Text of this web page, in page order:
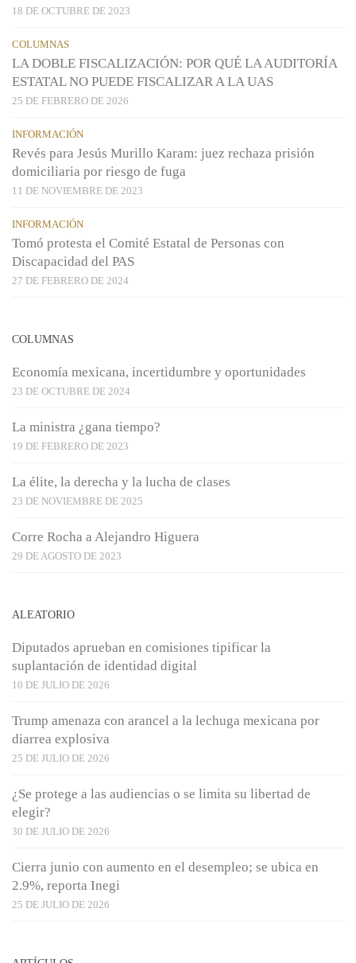
18 DE OCTUBRE DE 2023
COLUMNAS
LA DOBLE FISCALIZACIÓN: POR QUÉ LA AUDITORÍA
ESTATAL NO PUEDE FISCALIZAR A LA UAS
25 DE FEBRERO DE 2026
INFORMACIÓN
Revés para Jesús Murillo Karam: juez rechaza prisión
domiciliaria por riesgo de fuga
11 DE NOVIEMBRE DE 2023
INFORMACIÓN
Tomó protesta el Comité Estatal de Personas con
Discapacidad del PAS
27 DE FEBRERO DE 2024
COLUMNAS
Economía mexicana, incertidumbre y oportunidades
23 DE OCTUBRE DE 2024
La ministra ¿gana tiempo?
19 DE FEBRERO DE 2023
La élite, la derecha y la lucha de clases
23 DE NOVIEMBRE DE 2025
Corre Rocha a Alejandro Higuera
29 DE AGOSTO DE 2023
ALEATORIO
Diputados aprueban en comisiones tipificar la
suplantación de identidad digital
10 DE JULIO DE 2026
Trump amenaza con arancel a la lechuga mexicana por
diarrea explosiva
25 DE JULIO DE 2026
¿Se protege a las audiencias o se limita su libertad de
elegir?
30 DE JULIO DE 2026
Cierra junio con aumento en el desempleo; se ubica en
2.9%, reporta Inegi
25 DE JULIO DE 2026